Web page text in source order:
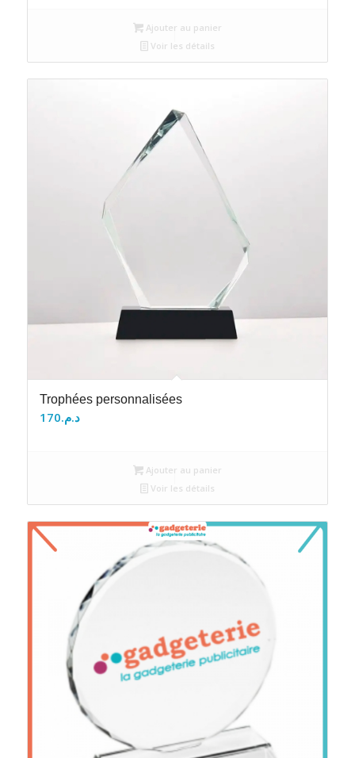
Ajouter au panier
Voir les détails
Trophées personnalisées
د.م.170
Ajouter au panier
Voir les détails